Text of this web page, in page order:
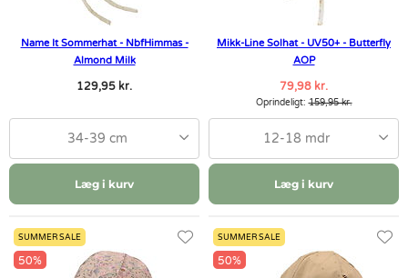
Name It Sommerhat - NbfHimmas -
Almond Milk
129,95 kr.
34-39 cm
Læg i kurv
Mikk-Line Solhat - UV50+ - Butterfly
AOP
79,98 kr.
Oprindeligt:159,95 kr.
12-18 mdr
Læg i kurv
SUMMER SALE
50%
SUMMER SALE
50%